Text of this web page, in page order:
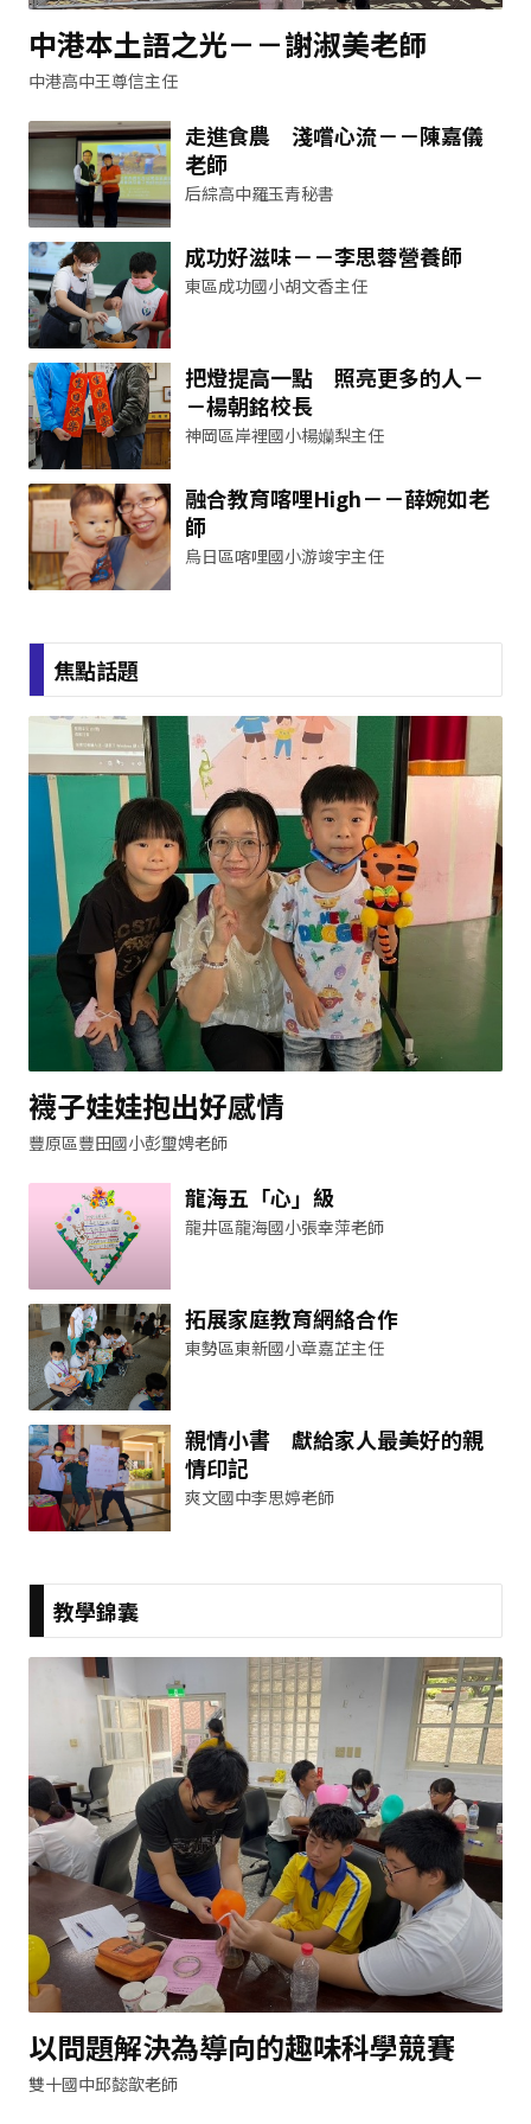
中港本土語之光－－謝淑美老師
中港高中王尊信主任
走進食農 淺嚐心流－－陳嘉儀
老師
后綜高中羅玉青秘書
成功好滋味－－李思蓉營養師
東區成功國小胡文香主任
把燈提高一點 照亮更多的人－
－楊朝銘校長
神岡區岸裡國小楊孏梨主任
融合教育喀哩High－－薛婉如老
師
烏日區喀哩國小游竣宇主任
焦點話題
襪子娃娃抱出好感情
豐原區豐田國小彭璽娉老師
龍海五「心」級
龍井區龍海國小張幸萍老師
拓展家庭教育網絡合作
東勢區東新國小章嘉芷主任
親情小書 獻給家人最美好的親
情印記
爽文國中李思婷老師
教學錦囊
以問題解決為導向的趣味科學競賽
雙十國中邱懿歆老師